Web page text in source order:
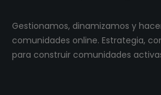
Gestionamos, dinamizamos y
comunidades online. Estrategia,
para construir comunidades